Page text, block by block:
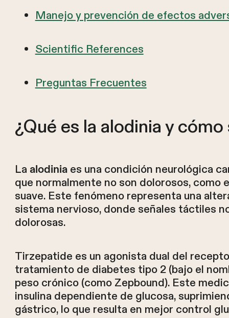
Manejo y prevención de efectos
Scientific References
Preguntas Frecuentes
¿Qué es la alodinia y
La alodiniaes una condición neurológica
que normalmente no son dolorosos, como
suave. Este fenómeno representa una
sistema nervioso, donde señales táctiles
dolorosas.
Tirzepatide es un agonista dual del
tratamiento de diabetes tipo 2 (bajo el
peso crónico (como Zepbound). Este
insulina dependiente de glucosa,
gástrico, lo que resulta en mejor control